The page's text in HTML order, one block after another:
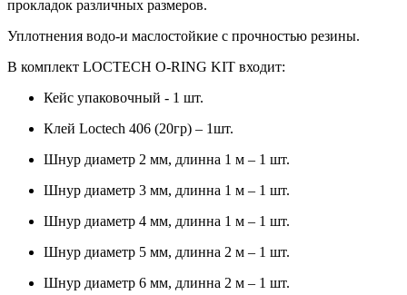
прокладок различных размеров.
Уплотнения водо-и маслостойкие с прочностью резины.
В комплект LOCTECH O-RING KIT входит:
Кейс упаковочный - 1 шт.
Клей Loctech 406 (20гр) – 1шт.
Шнур диаметр 2 мм, длинна 1 м – 1 шт.
Шнур диаметр 3 мм, длинна 1 м – 1 шт.
Шнур диаметр 4 мм, длинна 1 м – 1 шт.
Шнур диаметр 5 мм, длинна 2 м – 1 шт.
Шнур диаметр 6 мм, длинна 2 м – 1 шт.